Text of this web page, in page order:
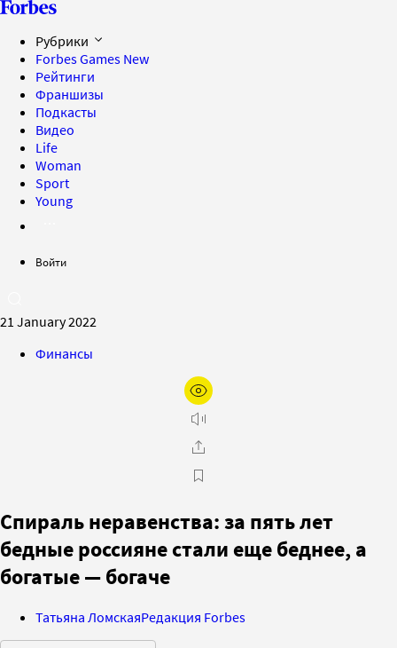
Рубрики
Forbes Games New
Рейтинги
Франшизы
Подкасты
Видео
Life
Woman
Sport
Young
Войти
21 January 2022
Финансы
Спираль неравенства: за пять лет
бедные россияне стали еще беднее, а
богатые — богаче
Татьяна ЛомскаяРедакция Forbes